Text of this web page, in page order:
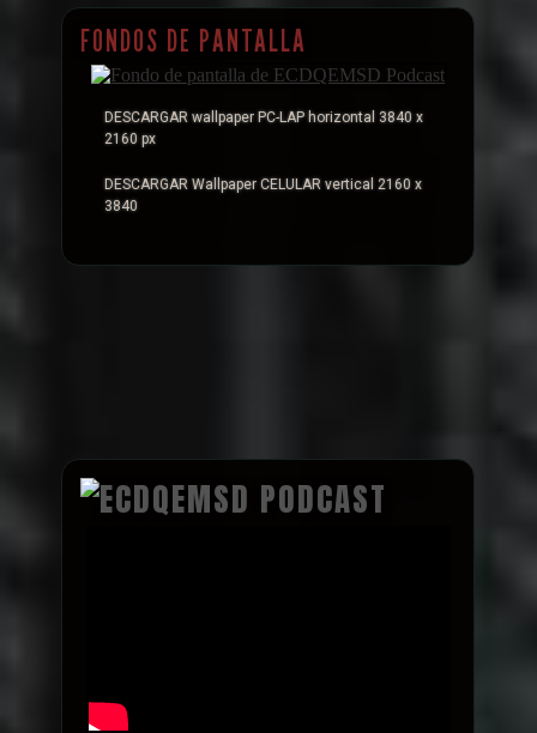
FONDOS DE PANTALLA
DESCARGAR wallpaper PC-LAP horizontal 3840 x
2160 px
DESCARGAR Wallpaper CELULAR vertical 2160 x
3840